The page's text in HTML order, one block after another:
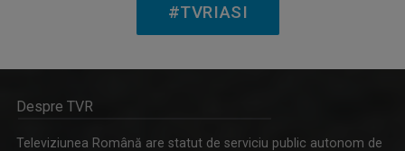
#TVRIASI
Despre TVR
Televiziunea Română are statut de serviciu public autonom de